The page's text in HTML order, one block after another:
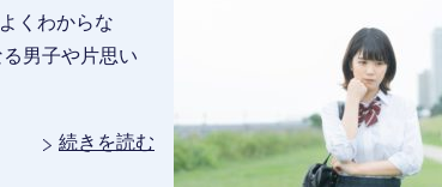
くわからな
男子や片思い
続きを読む